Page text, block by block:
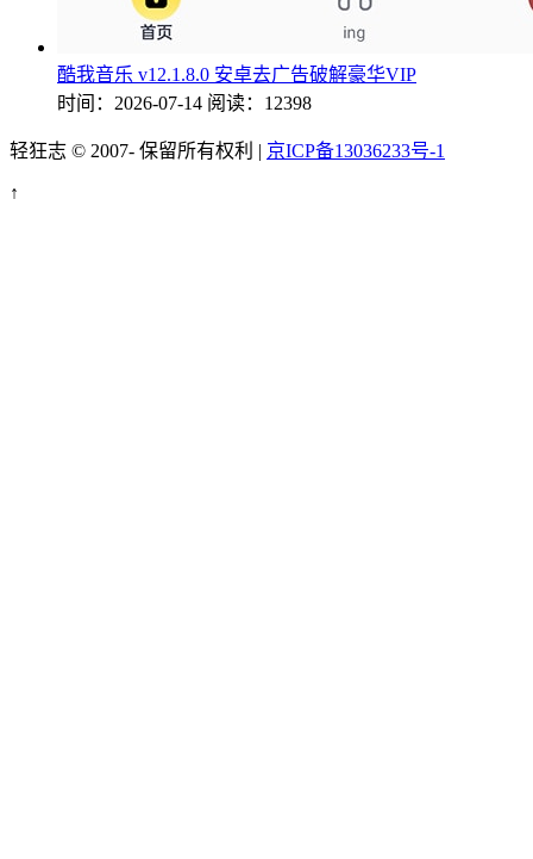
酷我音乐 v12.1.8.0 安卓去广告破解豪华VIP
时间：2026-07-14 阅读：12398
轻狂志 © 2007- 保留所有权利 | 京ICP备13036233号-1
↑